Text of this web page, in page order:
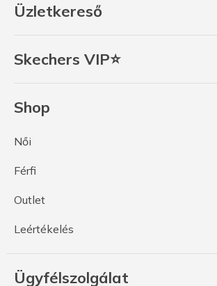
Üzletkereső
Skechers VIP⭐
Shop
Női
Férfi
Outlet
Leértékelés
Ügyfélszolgálat